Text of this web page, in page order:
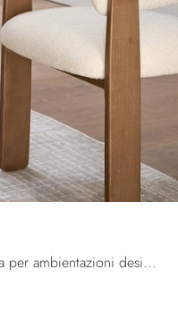
Ecco a te la sedia da pranzo Anthea per ambientazioni design, tra le più esclusive Sedie fisse di Calligaris.